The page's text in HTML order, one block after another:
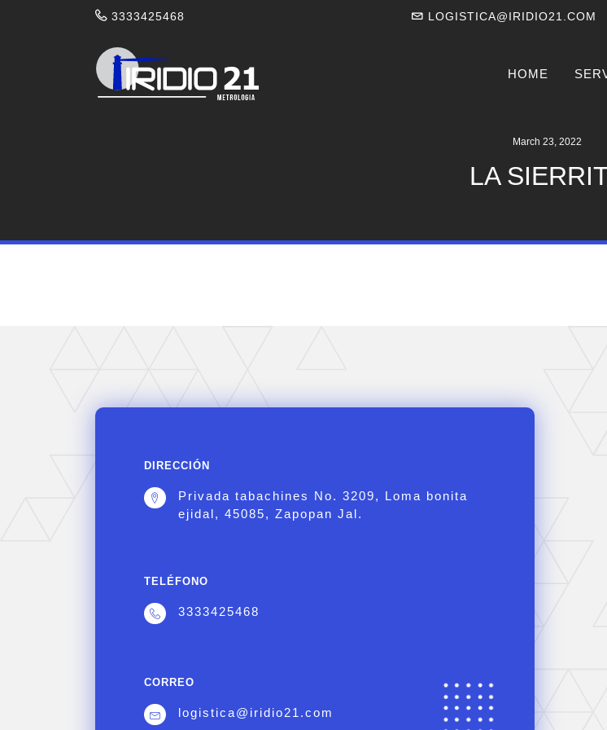
3333425468 LOGISTICA@IRIDIO21.COM
HOME
March 23, 2022
LA
DIRECCIÓN
Privada tabachines No. 3209, Loma bonita
ejidal, 45085, Zapopan Jal.
TELÉFONO
3333425468
CORREO
logistica@iridio21.com